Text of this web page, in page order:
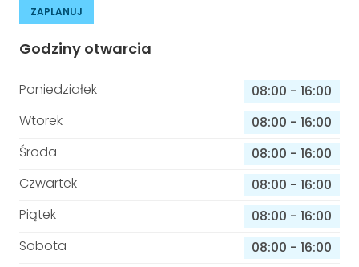
ZAPLANUJ
Godziny otwarcia
Poniedziałek 08:00 - 16:00
Wtorek
08:00 - 16:00
Środa
08:00 - 16:00
Czwartek
08:00 - 16:00
Piątek
08:00 - 16:00
Sobota
08:00 - 16:00